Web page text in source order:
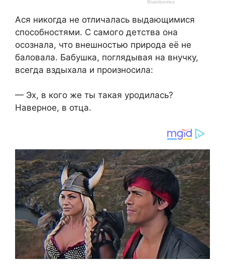
Ася никогда не отличалась выдающимися
способностями. С самого детства она
осознала, что внешностью природа её не
баловала. Бабушка, поглядывая на внучку,
всегда вздыхала и произносила:
— Эх, в кого же ты такая уродилась?
Наверное, в отца.